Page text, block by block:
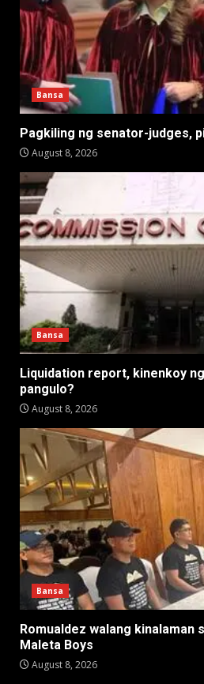
Bansa
Pagkiling ng senator-judges,
August 8, 2026
Bansa
Liquidation report, kinenkoy
pangulo?
August 8, 2026
Bansa
Romualdez walang kinalaman
Maleta Boys
August 8, 2026